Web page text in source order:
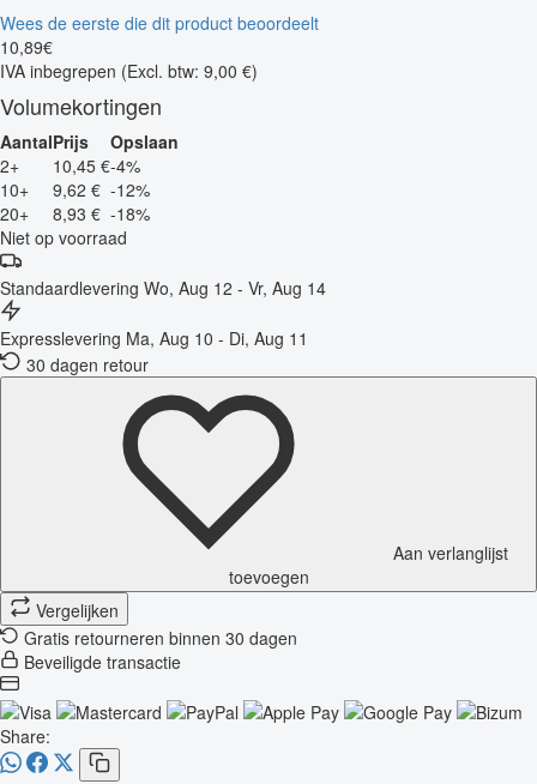
Wees de eerste die dit product beoordeelt
10,89€
IVA inbegrepen (Excl. btw: 9,00 €)
Volumekortingen
AantalPrijs
Opslaan
2+
10,45 €-4%
10+
9,62 € -12%
20+
8,93 € -18%
Niet op voorraad
Standaardlevering Wo, Aug 12 - Vr, Aug 14
Expresslevering Ma, Aug 10 - Di, Aug 11
30 dagen retour
Aan verlanglijst
toevoegen
Vergelijken
Gratis retourneren binnen 30 dagen
Beveiligde transactie
Share: